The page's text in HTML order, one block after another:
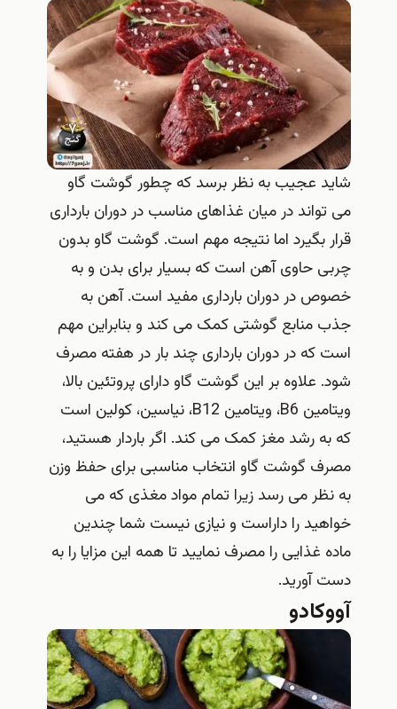
شاید عجیب به نظر برسد که چطور گوشت گاو
می تواند در میان غذاهای مناسب در دوران بارداری
قرار بگیرد اما نتیجه مهم است. گوشت گاو بدون
چربی حاوی آهن است که بسیار برای بدن و به
خصوص در دوران بارداری مفید است. آهن به
جذب منابع گوشتی کمک می کند و بنابراین مهم
است که در دوران بارداری چند بار در هفته مصرف
شود. علاوه بر این گوشت گاو دارای پروتئین بالا،
ویتامین B6، ویتامین B12، نیاسین، کولین است
که به رشد مغز کمک می کند. اگر باردار هستید،
مصرف گوشت گاو انتخاب مناسبی برای حفظ وزن
به نظر می رسد زیرا تمام مواد مغذی که می
خواهید را داراست و نیازی نیست شما چندین
ماده غذایی را مصرف نمایید تا همه این مزایا را به
دست آورید.
آووکادو